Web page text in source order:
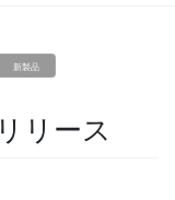
新製品
リース